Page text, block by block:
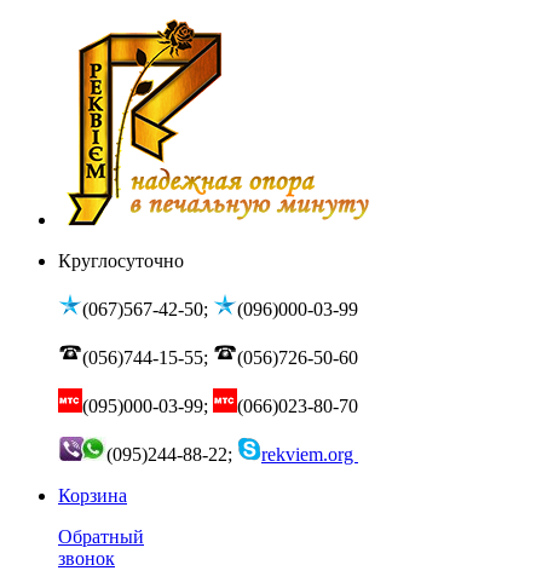
Круглосуточно
(067)567-42-50; (096)000-03-99
(056)744-15-55; (056)726-50-60
(095)000-03-99; (066)023-80-70
(095)244-88-22;
rekviem.org
Корзина
Обратный
звонок